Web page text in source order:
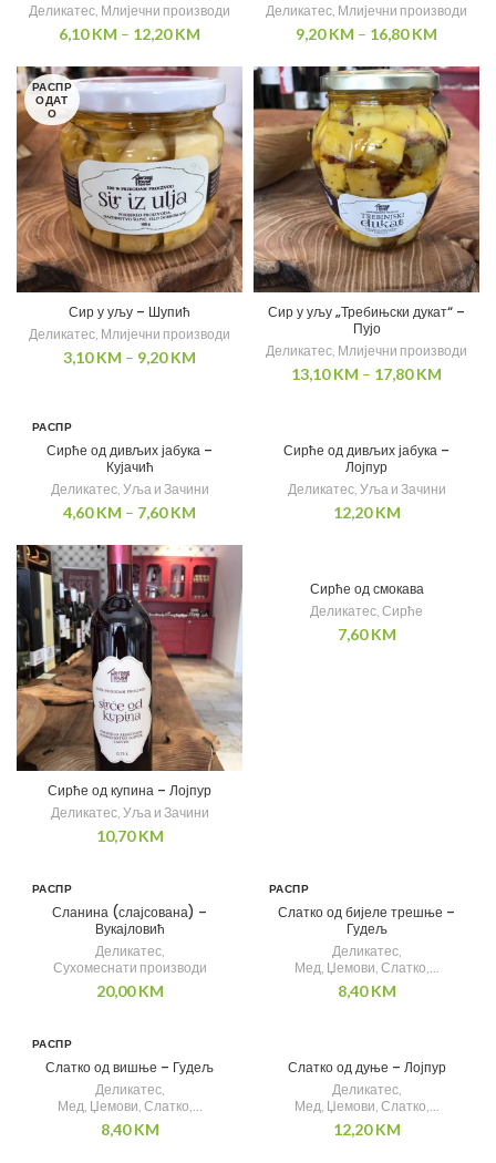
Деликатес, Млијечни производи
6,10KM – 12,20KM
Деликатес, Млијечни производи
9,20KM – 16,80KM
РАСПР
ОДАТ
О
Сир у уљу – Шупић
Деликатес, Млијечни производи
3,10KM – 9,20KM
Сир у уљу „Требињски дукат“ –
Пујо
Деликатес, Млијечни производи
13,10KM – 17,80KM
РАСПР
О
Сирће од дивљих јабука –
Кујачић
Деликатес, Уља и Зачини
4,60KM – 7,60KM
Сирће од дивљих јабука –
Лојпур
Деликатес, Уља и Зачини
12,20KM
Сирће од купина – Лојпур
Деликатес, Уља и Зачини
10,70KM
Сирће од смокава
Деликатес, Сирће
7,60KM
РАСПР
О
Сланина (слајсована) –
Вукајловић
Деликатес,
Сухомеснати производи
20,00KM
РАСПР
О
Слатко од бијеле трешње –
Гудељ
Деликатес,
Мед, Џемови, Слатко,...
8,40KM
РАСПР
О
Слатко од вишње – Гудељ
Деликатес,
Мед, Џемови, Слатко,...
8,40KM
Слатко од дуње – Лојпур
Деликатес,
Мед, Џемови, Слатко,...
12,20KM